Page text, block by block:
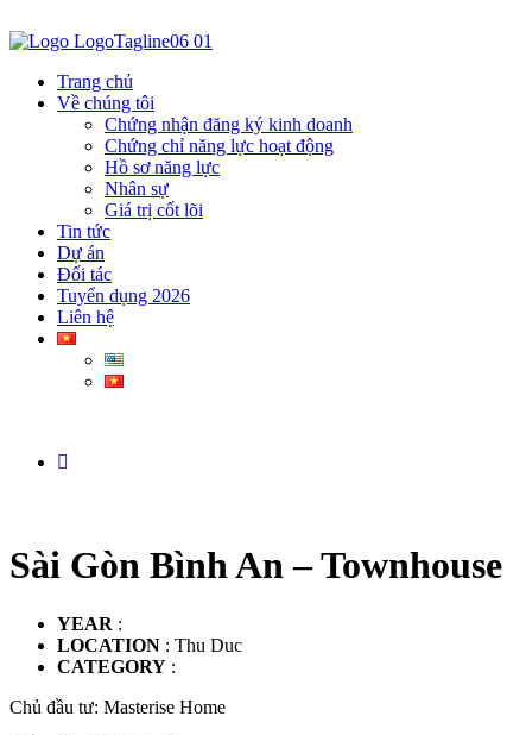
Trang chủ
Về chúng tôi
Chứng nhận đăng ký kinh doanh
Chứng chỉ năng lực hoạt động
Hồ sơ năng lực
Nhân sự
Giá trị cốt lõi
Tin tức
Dự án
Đối tác
Tuyển dụng 2026
Liên hệ
Sài Gòn Bình An – Townhouse
YEAR :
LOCATION : Thu Duc
CATEGORY :
Chủ đầu tư: Masterise Home